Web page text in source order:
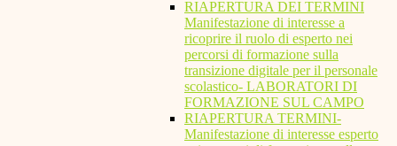
RIAPERTURA DEI TERMINI
Manifestazione di interesse a
ricoprire il ruolo di esperto nei
percorsi di formazione sulla
transizione digitale per il personale
scolastico- LABORATORI DI
FORMAZIONE SUL CAMPO
RIAPERTURA TERMINI-
Manifestazione di interesse esperto